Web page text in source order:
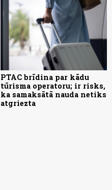
PTAC brīdina par kādu
tūrisma operatoru; ir risks,
ka samaksātā nauda netiks
atgriezta